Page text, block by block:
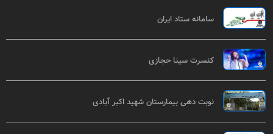
سامانه ستاد ایران
کنسرت سینا حجازی
نوبت دهی بیمارستان شهید اکبر آبادی